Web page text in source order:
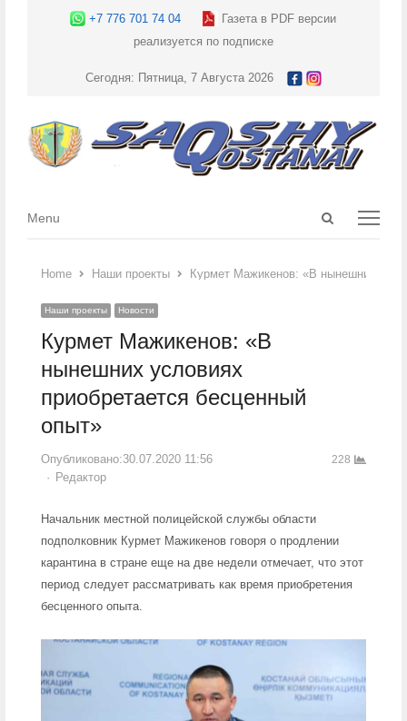
+7 776 701 74 04
Газета в PDF версии
реализуется по подписке
Сегодня: Пятница, 7 Августа 2026
Open
Menu
Menu
Home Наши проекты Курмет Мажикенов: «В нынешних
Наши проекты Новости
Курмет Мажикенов: «В
нынешних условиях
приобретается бесценный
опыт»
Опубликовано:30.07.2020 11:56
Author
Редактор
228
Начальник местной полицейской службы области
подполковник Курмет Мажикенов говоря о продлении
карантина в стране еще на две недели отмечает, что этот
период следует рассматривать как время приобретения
бесценного опыта.